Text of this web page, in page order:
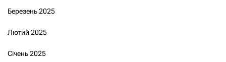
Березень 2025
Лютий 2025
Січень 2025